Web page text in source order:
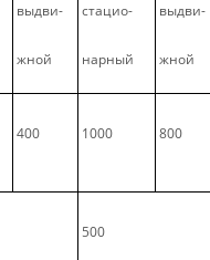
выдви-
жной
стацио-
нарный
выдви-
жной
400 1000 800
500